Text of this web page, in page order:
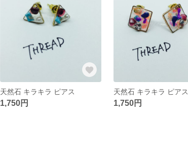
天然石 キラキラ ピアス
1,750円
天然石 キラキラ ピアス
1,750円